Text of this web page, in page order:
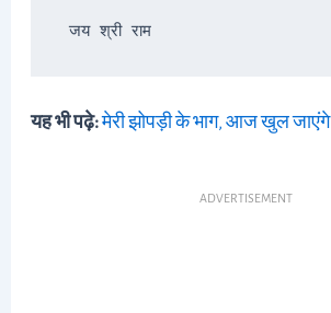
जय श्री राम
यह भी पढ़े:मेरी झोपड़ी के भाग, आज खुल जाएंगे
ADVERTISEMENT